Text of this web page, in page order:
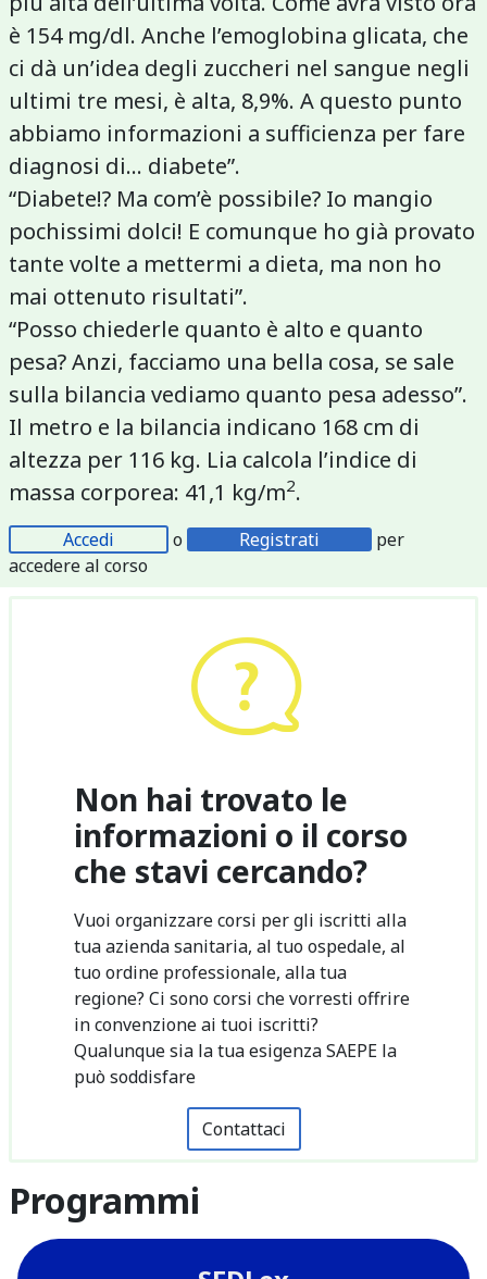
è 154 mg/dl. Anche l’emoglobina glicata, che
ci dà un’idea degli zuccheri nel sangue negli
ultimi tre mesi, è alta, 8,9%. A questo punto
abbiamo informazioni a sufficienza per fare
diagnosi di... diabete”.
“Diabete!? Ma com’è possibile? Io mangio
pochissimi dolci! E comunque ho già provato
tante volte a mettermi a dieta, ma non ho
mai ottenuto risultati”.
“Posso chiederle quanto è alto e quanto
pesa? Anzi, facciamo una bella cosa, se sale
sulla bilancia vediamo quanto pesa adesso”.
Il metro e la bilancia indicano 168 cm di
altezza per 116 kg. Lia calcola l’indice di
massa corporea: 41,1 kg/m2.
Accedi o Registrati
per
accedere al corso
Non hai trovato le
informazioni o il corso
che stavi cercando?
Vuoi organizzare corsi per gli iscritti alla
tua azienda sanitaria, al tuo ospedale, al
tuo ordine professionale, alla tua
regione? Ci sono corsi che vorresti offrire
in convenzione ai tuoi iscritti?
Qualunque sia la tua esigenza SAEPE la
può soddisfare
Contattaci
Programmi